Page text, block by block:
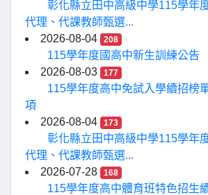
彰化縣立田中高級中學115學年
代理、代課教師甄選...
2026-08-04
208
115學年度國高中新生訓練公告
2026-08-03
177
115學年度高中免試入學續招榜
項
2026-08-04
173
彰化縣立田中高級中學115學年
代理、代課教師甄選...
2026-07-28
168
115學年度高中體育班特色招生